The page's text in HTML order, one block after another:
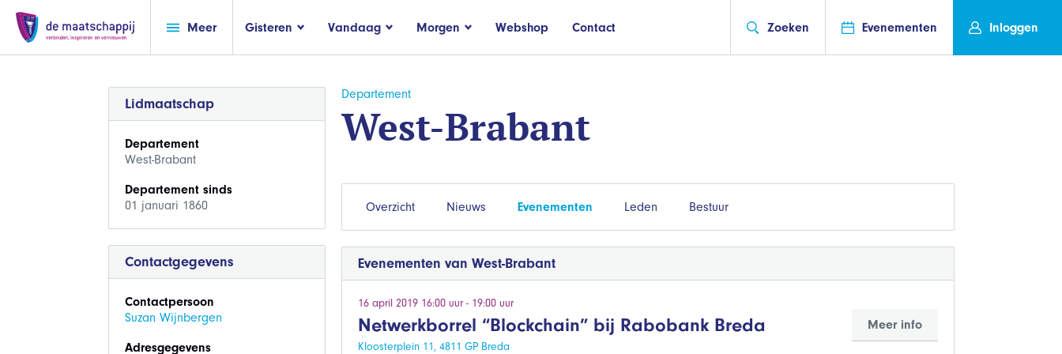
Meer Gisteren Vandaag Morgen Webshop Contact Zoeken Evenementen Inloggen
Lidmaatschap
Departement
West-Brabant
Departement sinds
01 januari 1860
Contactgegevens
Contactpersoon
Suzan Wijnbergen
Adresgegevens
Departement
West-Brabant
Overzicht Nieuws Evenementen Leden Bestuur
Evenementen van West-Brabant
16 april 2019 16:00 uur - 19:00 uur
Netwerkborrel “Blockchain” bij Rabobank Breda
Kloosterplein 11, 4811 GP Breda
Meer info